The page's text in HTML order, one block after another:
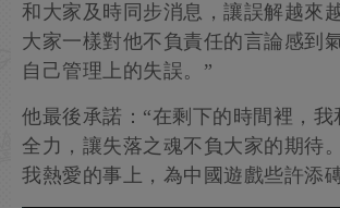
和大家及時同步消息，讓誤解越來
大家一樣對他不負責任的言論感到
自己管理上的失誤。”
他最後承諾：“在剩下的時間裡，我
全力，讓失落之魂不負大家的期待
我熱愛的事上，為中國遊戲些許添